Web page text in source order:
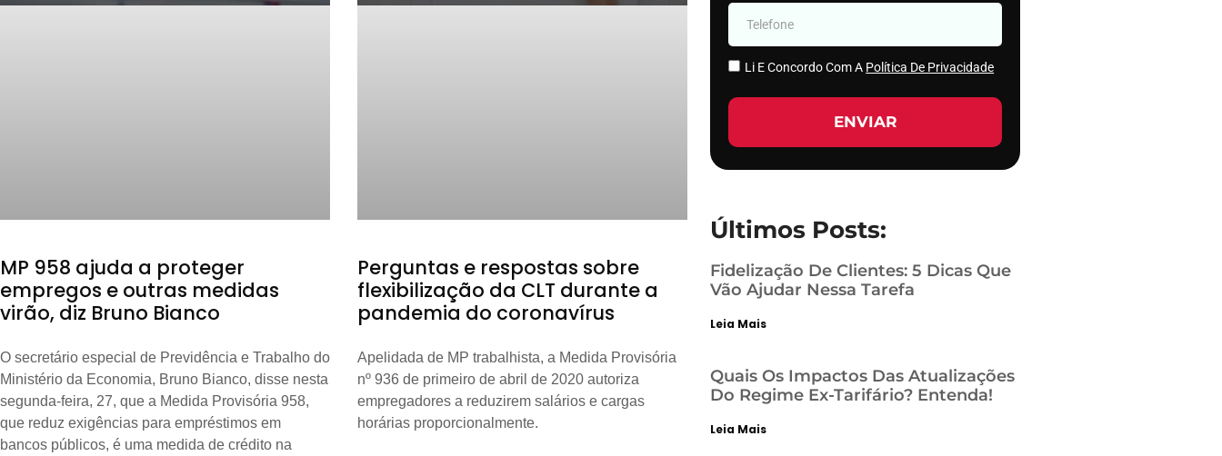
MP 958 ajuda a proteger
empregos e outras medidas
virão, diz Bruno Bianco
O secretário especial de Previdência e Trabalho do
Ministério da Economia, Bruno Bianco, disse nesta
segunda-feira, 27, que a Medida Provisória 958,
que reduz exigências para empréstimos em
bancos públicos, é uma medida de crédito na
Perguntas e respostas sobre
flexibilização da CLT durante a
pandemia do coronavírus
Apelidada de MP trabalhista, a Medida Provisória
nº 936 de primeiro de abril de 2020 autoriza
empregadores a reduzirem salários e cargas
horárias proporcionalmente.
Li E Concordo Com A Política De Privacidade
ENVIAR
Últimos Posts:
Fidelização De Clientes: 5 Dicas Que
Vão Ajudar Nessa Tarefa
Leia Mais
Quais Os Impactos Das Atualizações
Do Regime Ex-Tarifário? Entenda!
Leia Mais